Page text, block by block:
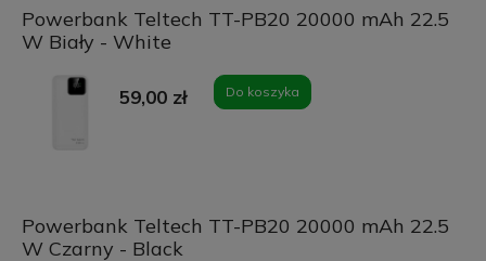
Powerbank Teltech TT-PB20 20000 mAh 22.5
W Biały - White
59,00 zł Do koszyka
Powerbank Teltech TT-PB20 20000 mAh 22.5
W Czarny - Black